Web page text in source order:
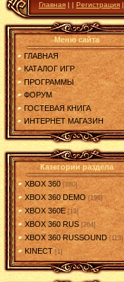
Главная | | Регистрация |
Меню сайта
ГЛАВНАЯ
КАТАЛОГ ИГР
ПРОГРАММЫ
ФОРУМ
ГОСТЕВАЯ КНИГА
ИНТЕРНЕТ МАГАЗИН
Категории раздела
XBOX 360 [380]
XBOX 360 DEMO [198]
XBOX 360E [13]
XBOX 360 RUS [264]
XBOX 360 RUSSOUND [113]
KINECT [1]